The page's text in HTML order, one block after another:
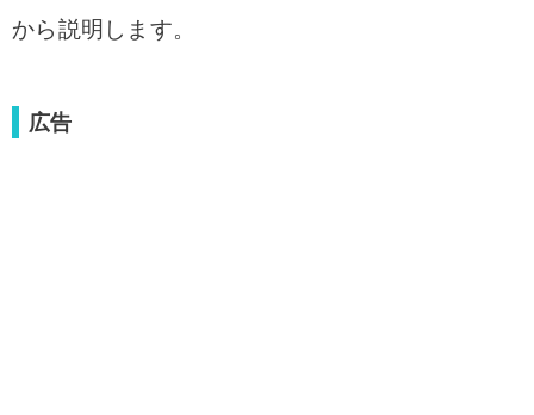
から説明します。
広告